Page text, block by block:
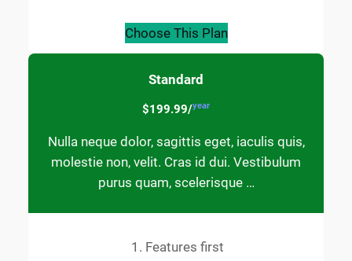
Choose This Plan
Standard
$199.99/year
Nulla neque dolor, sagittis eget, iaculis quis,
molestie non, velit. Cras id dui. Vestibulum
purus quam, scelerisque …
Features first